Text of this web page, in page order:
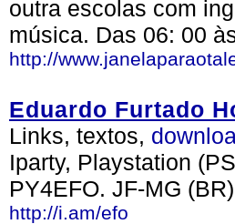
outra escolas com
música. Das 06: 00
http://
Eduardo Furtado
Links, textos,
Iparty, Playstation
PY4EFO. JF-MG (BR)
http://i.am/efo